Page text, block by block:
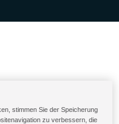
stimmen Sie der Speicherung
zu verbessern, die